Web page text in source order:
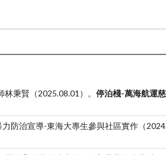
秉賢（2025.08.01）。 停泊棧-萬海航運
防治宣導-東海大專生參與社區實作（